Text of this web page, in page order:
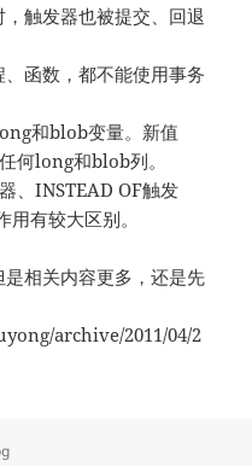
触发器也被提交、回退
函数，都不能使用事务
和blob变量。新值
何long和blob列。
、INSTEAD OF触发
有较大区别。
相关内容更多，还是先
archive/2011/04/2